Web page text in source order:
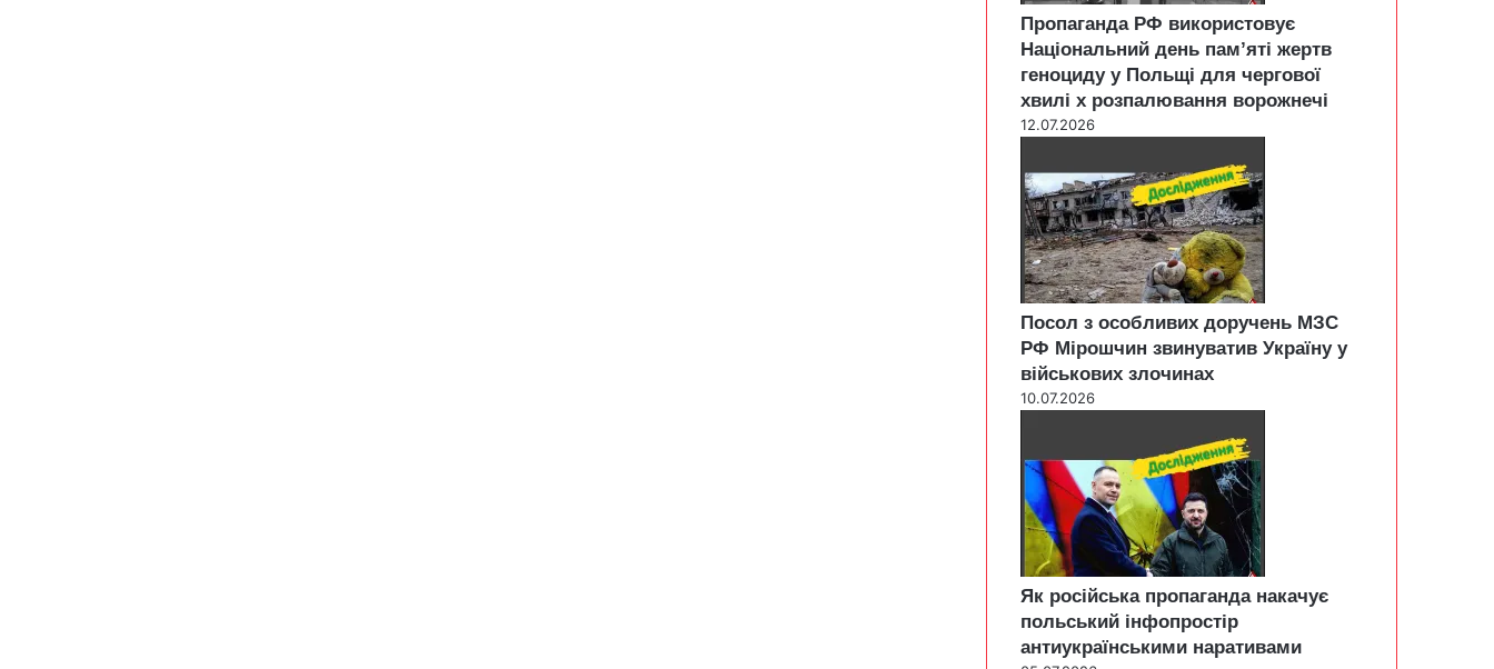
Пропаганда РФ використовує
Національний день пам’яті жертв
геноциду у Польщі для чергової
хвилі х розпалювання ворожнечі
12.07.2026
Посол з особливих доручень МЗС
РФ Мірошчин звинуватив Україну у
військових злочинах
10.07.2026
Як російська пропаганда накачує
польський інфопростір
антиукраїнськими наративами